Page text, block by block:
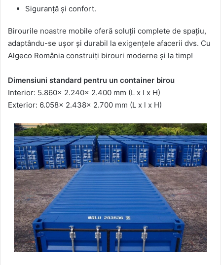
Siguranță și confort.
Birourile noastre mobile oferă soluții complete de spațiu,
adaptându-se ușor și durabil la exigențele afacerii dvs. Cu
Algeco România construiți birouri moderne și la timp!
Dimensiuni standard pentru un container birou
Interior: 5.860x 2.240x 2.400 mm (L x l x H)
Exterior: 6.058x 2.438x 2.700 mm (L x l x H)